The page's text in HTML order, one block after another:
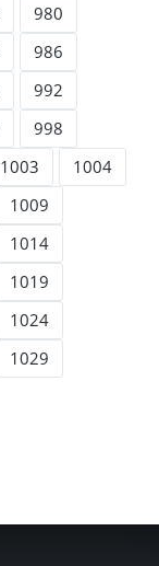
980
986
992
998
1003
1004
1009
1014
1019
1024
1029